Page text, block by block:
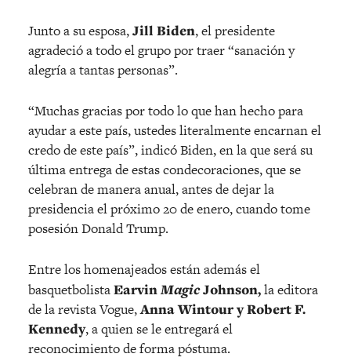
Junto a su esposa,Jill Biden, el presidente
agradeció a todo el grupo por traer “sanación y
alegría a tantas personas”.
“Muchas gracias por todo lo que han hecho para
ayudar a este país, ustedes literalmente encarnan el
credo de este país”, indicó Biden, en la que será su
última entrega de estas condecoraciones, que se
celebran de manera anual, antes de dejar la
presidencia el próximo 20 de enero, cuando tome
posesión Donald Trump.
Entre los homenajeados están además el
basquetbolistaEarvinMagicJohnson,la editora
de la revista Vogue,Anna Wintour y Robert F.
Kennedy, a quien se le entregará el
reconocimiento de forma póstuma.